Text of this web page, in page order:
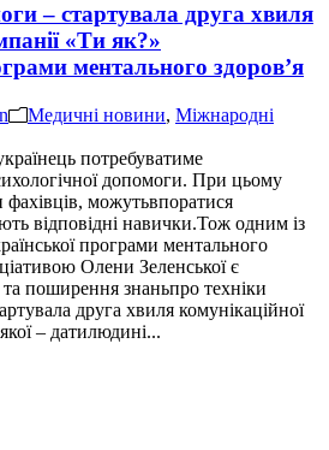
– стартувала друга хвиля
«Ти як?»
ментального здоров’я
Медичні новини, Міжнародні
потребуватиме
допомоги. При цьому
можутьвпоратися
відповідні навички.Тож одним із
програми ментального
Олени Зеленської є
поширення знаньпро техніки
друга хвиля комунікаційної
– датилюдині...